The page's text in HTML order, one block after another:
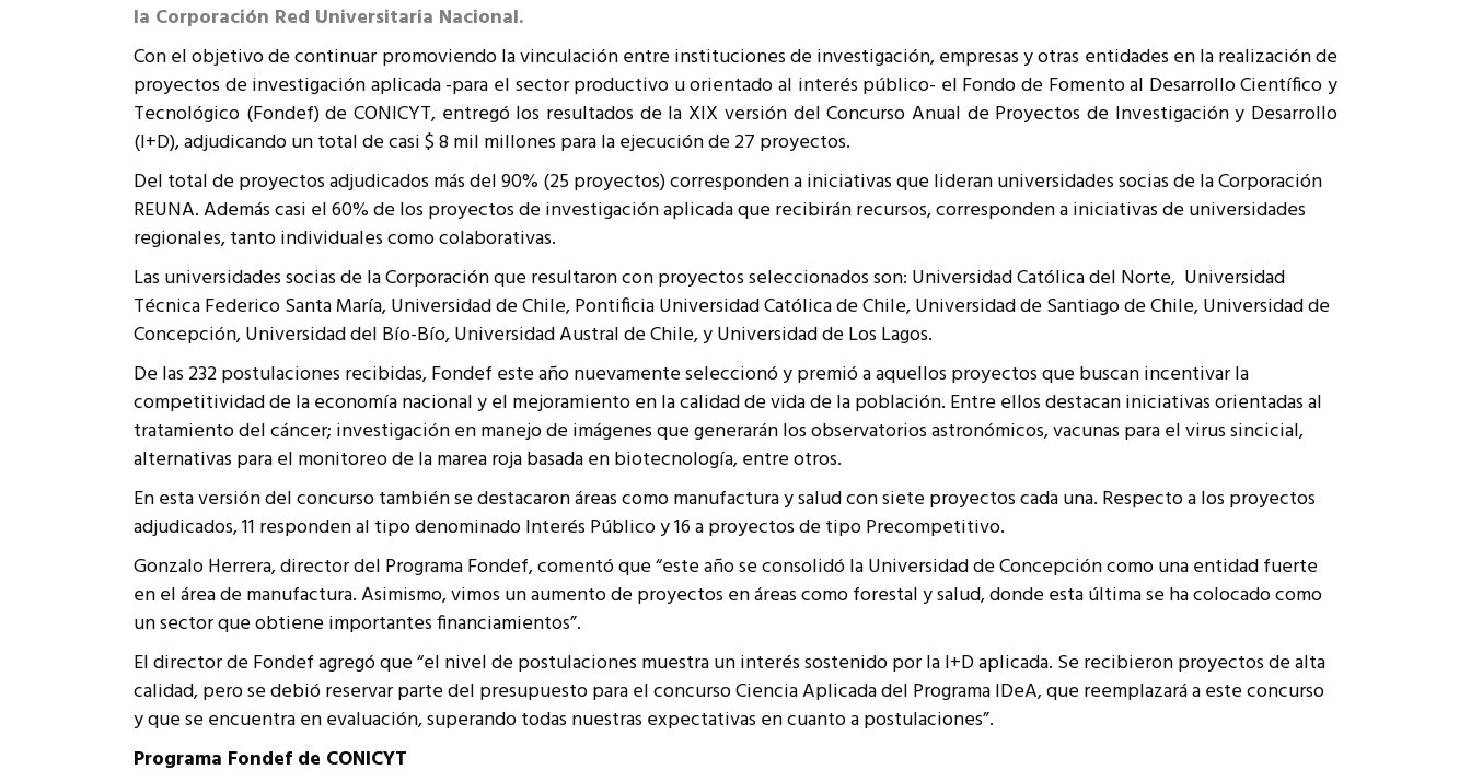
Representantes Técnicos
Cómo integrarse a REUNA
la Corporación Red Universitaria Nacional.
Con el objetivo de continuar promoviendo la vinculación entre instituciones de investigación, empresas y otras entidades en la realización de
proyectos de investigación aplicada -para el sector productivo u orientado al interés público- el Fondo de Fomento al Desarrollo Científico y
Tecnológico (Fondef) de CONICYT, entregó los resultados de la XIX versión del Concurso Anual de Proyectos de Investigación y Desarrollo
(I+D), adjudicando un total de casi $ 8 mil millones para la ejecución de 27 proyectos.
Del total de proyectos adjudicados más del 90% (25 proyectos) corresponden a iniciativas que lideran universidades socias de la Corporación
REUNA. Además casi el 60% de los proyectos de investigación aplicada que recibirán recursos, corresponden a iniciativas de universidades
regionales, tanto individuales como colaborativas.
Las universidades socias de la Corporación que resultaron con proyectos seleccionados son: Universidad Católica del Norte, Universidad
Técnica Federico Santa María, Universidad de Chile, Pontificia Universidad Católica de Chile, Universidad de Santiago de Chile, Universidad de
Concepción, Universidad del Bío-Bío, Universidad Austral de Chile, y Universidad de Los Lagos.
De las 232 postulaciones recibidas, Fondef este año nuevamente seleccionó y premió a aquellos proyectos que buscan incentivar la
competitividad de la economía nacional y el mejoramiento en la calidad de vida de la población. Entre ellos destacan iniciativas orientadas al
tratamiento del cáncer; investigación en manejo de imágenes que generarán los observatorios astronómicos, vacunas para el virus sincicial,
alternativas para el monitoreo de la marea roja basada en biotecnología, entre otros.
En esta versión del concurso también se destacaron áreas como manufactura y salud con siete proyectos cada una. Respecto a los proyectos
adjudicados, 11 responden al tipo denominado Interés Público y 16 a proyectos de tipo Precompetitivo.
Gonzalo Herrera, director del Programa Fondef, comentó que “este año se consolidó la Universidad de Concepción como una entidad fuerte
en el área de manufactura. Asimismo, vimos un aumento de proyectos en áreas como forestal y salud, donde esta última se ha colocado como
un sector que obtiene importantes financiamientos”.
El director de Fondef agregó que “el nivel de postulaciones muestra un interés sostenido por la I+D aplicada. Se recibieron proyectos de alta
calidad, pero se debió reservar parte del presupuesto para el concurso Ciencia Aplicada del Programa IDeA, que reemplazará a este concurso
y que se encuentra en evaluación, superando todas nuestras expectativas en cuanto a postulaciones”.
Programa Fondef de CONICYT